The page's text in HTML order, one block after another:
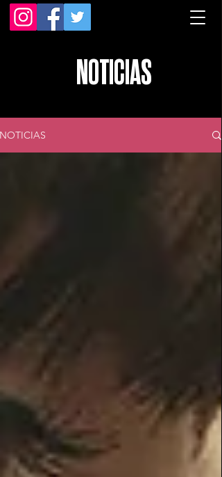
NOTICIAS
NOTICIAS